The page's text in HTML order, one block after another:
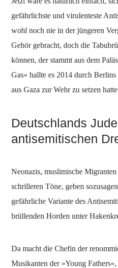
gefährlichste und virulenteste
wohl noch nie in der jüngeren
Gehör gebracht, doch die
können, der stammt aus dem
Gas« hallte es 2014 durch
aus Gaza zur Wehr zu setzen
Deutschlands
antisemitischen
Neonazis, muslimische
schrilleren Töne, geben
gefährliche Variante des
brüllenden Horden unter
Da macht die Chefin der
Musikanten der »Young